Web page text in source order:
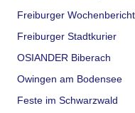
Freiburger Wochenbericht
Freiburger Stadtkurier
OSIANDER Biberach
Owingen am Bodensee
Feste im Schwarzwald